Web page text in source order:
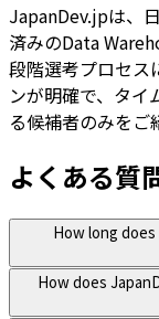
JapanDev.jpは、
済みのData
段階選考プロセス
ンが明確で、タイ
る候補者のみをご
よくある質
How long
How does